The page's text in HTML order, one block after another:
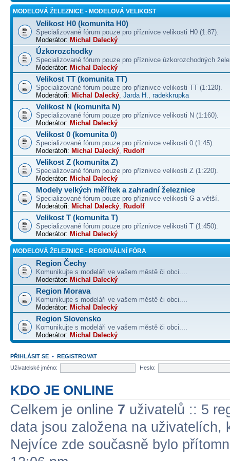
MODELOVÁ ŽELEZNICE - MODELOVÁ VELIKOST
Velikost H0 (komunita H0)
Specializované fórum pouze pro příznivce velikosti H0 (1:87).
Moderátor: Michal Dalecký
Úzkorozchodky
Specializované fórum pouze pro příznivce úzkorozchodných
Moderátor: Michal Dalecký
Velikost TT (komunita TT)
Specializované fórum pouze pro příznivce velikosti TT (1:120).
Moderátoři: Michal Dalecký, Jarda H., radekkrupka
Velikost N (komunita N)
Specializované fórum pouze pro příznivce velikosti N (1:160).
Moderátor: Michal Dalecký
Velikost 0 (komunita 0)
Specializované fórum pouze pro příznivce velikosti 0 (1:45).
Moderátoři: Michal Dalecký, Rudolf
Velikost Z (komunita Z)
Specializované fórum pouze pro příznivce velikosti Z (1:220).
Moderátor: Michal Dalecký
Modely velkých měřítek a zahradní železnice
Specializované fórum pouze pro příznivce velikosti G a větší.
Moderátoři: Michal Dalecký, Rudolf
Velikost T (komunita T)
Specializované fórum pouze pro příznivce velikosti T (1:450).
Moderátor: Michal Dalecký
MODELOVÁ ŽELEZNICE - REGIONÁLNÍ FÓRA
Region Čechy
Komunikujte s modeláři ve vašem městě či obci....
Moderátor: Michal Dalecký
Region Morava
Komunikujte s modeláři ve vašem městě či obci....
Moderátor: Michal Dalecký
Region Slovensko
Komunikujte s modeláři ve vašem městě či obci....
Moderátor: Michal Dalecký
PŘIHLÁSIT SE • REGISTROVAT
Uživatelské jméno:
Heslo:
KDO JE ONLINE
Celkem je online 7 uživatelů :: 5
data jsou založena na
Nejvíce zde současně bylo